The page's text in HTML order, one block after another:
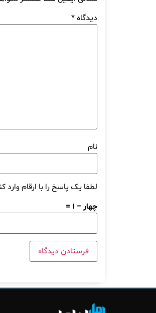
دیدگاه*
نام
لطفا یک پاسخ را با ارقام وارد
چهار − 1 =